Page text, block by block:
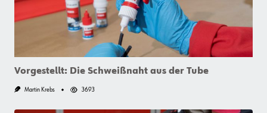
Über
Schallschutz
Gebäudetechnischen
Anlagen
Vorgestellt: Die Schweißnaht aus der Tube
Martin Krebs 3693